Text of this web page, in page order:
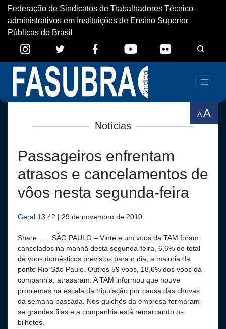
Federação de Sindicatos de Trabalhadores Técnico-
administrativos em Instituições de Ensino Superior
Públicas do Brasil
AA
Notícias
Passageiros enfrentam
atrasos e cancelamentos de
vôos nesta segunda-feira
Geral 13:42 | 29 de novembro de 2010
Share . …SÃO PAULO – Vinte e um voos da TAM foram
cancelados na manhã desta segunda-feira, 6,6% do total
de voos domésticos previstos para o dia, a maioria da
ponte Rio-São Paulo. Outros 59 voos, 18,6% dos voos da
companhia, atrasaram. A TAM informou que houve
problemas na escala da tripulação por causa das chuvas
da semana passada. Nos guichês da empresa formaram-
se grandes filas e a companhia está remarcando os
bilhetes.